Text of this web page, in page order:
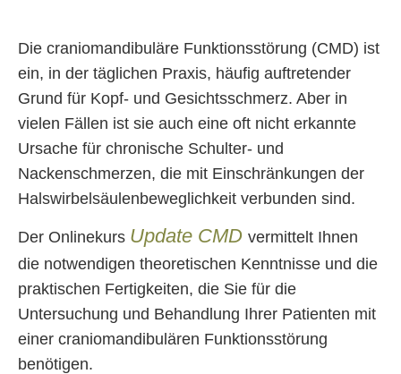
Die craniomandibuläre Funktionsstörung (CMD) ist
ein, in der täglichen Praxis, häufig auftretender
Grund für Kopf- und Gesichtsschmerz. Aber in
vielen Fällen ist sie auch eine oft nicht erkannte
Ursache für chronische Schulter- und
Nackenschmerzen, die mit Einschränkungen der
Halswirbelsäulenbeweglichkeit verbunden sind.
Der Onlinekurs Update CMD vermittelt Ihnen
die notwendigen theoretischen Kenntnisse und die
praktischen Fertigkeiten, die Sie für die
Untersuchung und Behandlung Ihrer Patienten mit
einer craniomandibulären Funktionsstörung
benötigen.